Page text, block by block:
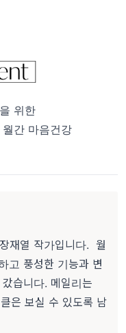
위한
간 마음건강
재열 작가입니다. 월
고 풍성한 기능과 변
습니다. 메일리는
은 보실 수 있도록 남